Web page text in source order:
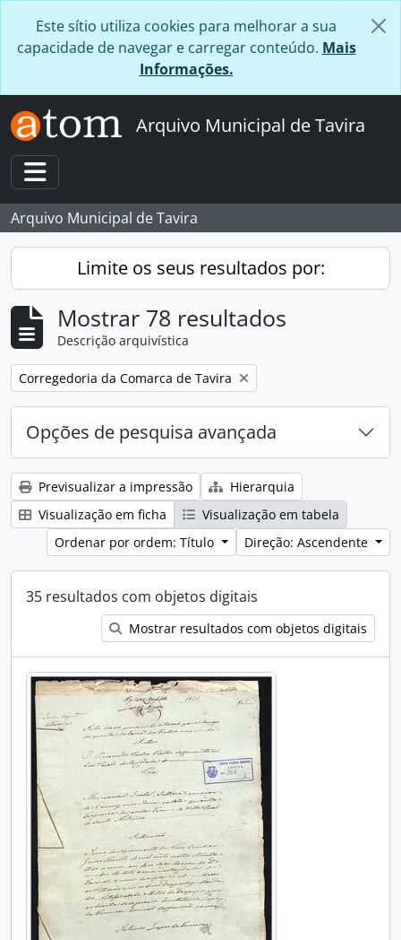
Este sítio utiliza cookies para melhorar a sua
capacidade de navegar e carregar conteúdo. Mais
Informações.
Arquivo Municipal de Tavira
Toggle navigation
Arquivo Municipal de Tavira
Limite os seus resultados por:
Mostrar 78 resultados
Descrição arquivística
Remover filtro:
Corregedoria da Comarca de Tavira
Opções de pesquisa avançada
Previsualizar a impressão
Hierarquia
Visualização em ficha
Visualização em tabela
Ordenar por ordem: Título
Direção: Ascendente
35 resultados com objetos digitais
Mostrar resultados com objetos digitais